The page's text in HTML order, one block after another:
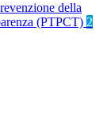
della
(PTPCT) 2